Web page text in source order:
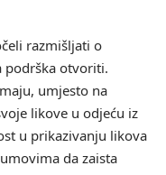
razmišljati o
podrška otvoriti.
umjesto na
likove u odjeću iz
u prikazivanju likova
da zaista